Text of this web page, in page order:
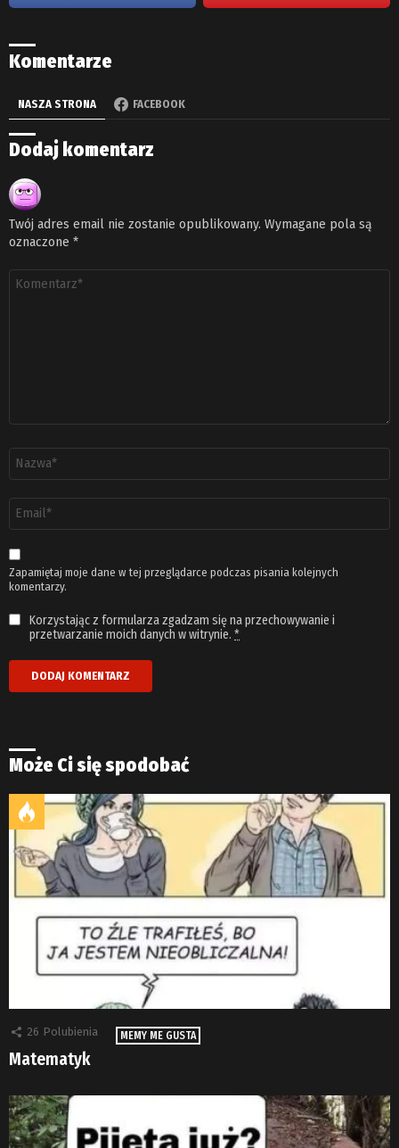
Komentarze
NASZA STRONA FACEBOOK
Dodaj komentarz
Twój adres email nie zostanie opublikowany. Wymagane pola są
oznaczone *
email
*
Zapamiętaj moje dane w tej przeglądarce podczas pisania kolejnych
komentarzy.
Korzystając z formularza zgadzam się na przechowywanie i
przetwarzanie moich danych w witrynie. *
Może Ci się spodobać
26 Polubienia MEMY ME GUSTA
Matematyk